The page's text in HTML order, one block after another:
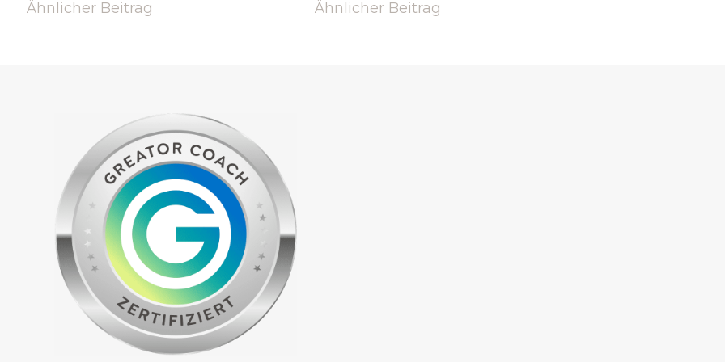
Ähnlicher Beitrag Ähnlicher Beitrag